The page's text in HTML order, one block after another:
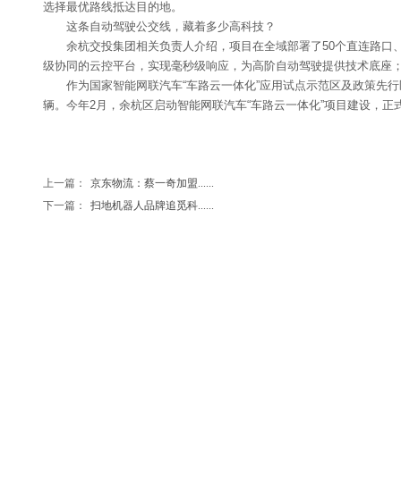
选择最优路线抵达目的地。
这条自动驾驶公交线，藏着多少高科技？
余杭交投集团相关负责人介绍，项目在全域部署了50个直连路口
级协同的云控平台，实现毫秒级响应，为高阶自动驾驶提供技术底
作为国家智能网联汽车“车路云一体化”应用试点示范区及政策先
辆。今年2月，余杭区启动智能网联汽车“车路云一体化”项目建设，
上一篇：
京东物流：蔡一奇加盟......
下一篇：
扫地机器人品牌追觅科......